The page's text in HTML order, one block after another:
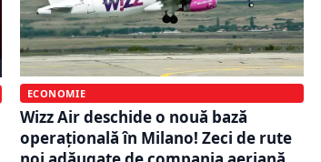
ECONOMIE
Wizz Air deschide o nouă bază
operațională în Milano! Zeci de rute